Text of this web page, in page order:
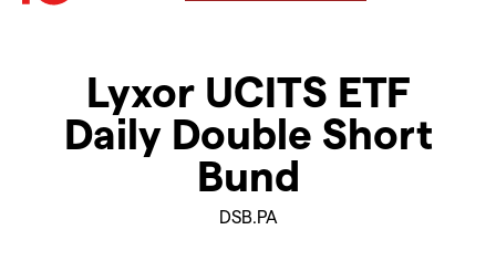
Lyxor UCITS ETF
Daily Double Short
Bund
DSB.PA